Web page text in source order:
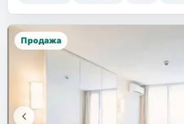
Продажа